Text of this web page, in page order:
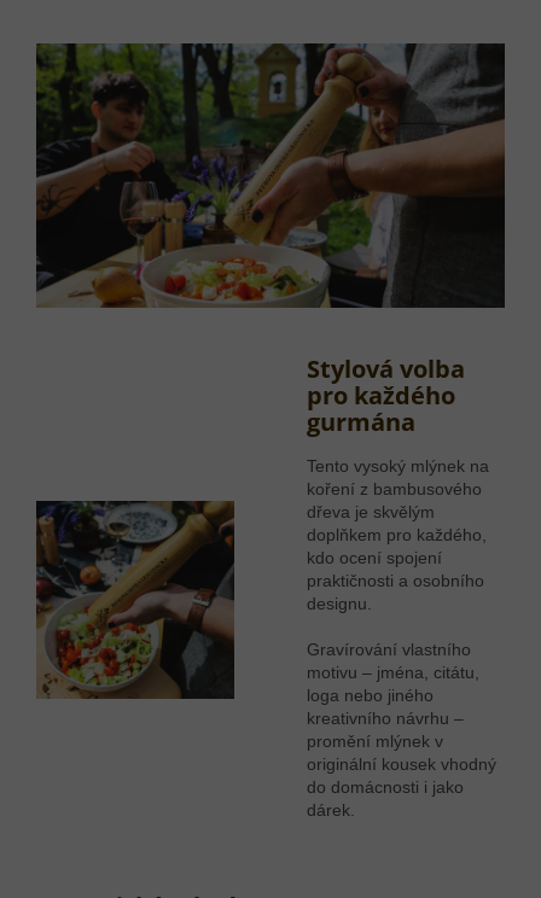
Stylová volba
pro každého
gurmána
Tento vysoký mlýnek na
koření z bambusového
dřeva je skvělým
doplňkem pro každého,
kdo ocení spojení
praktičnosti a osobního
designu.
Gravírování vlastního
motivu – jména, citátu,
loga nebo jiného
kreativního návrhu –
promění mlýnek v
originální kousek vhodný
do domácnosti i jako
dárek.